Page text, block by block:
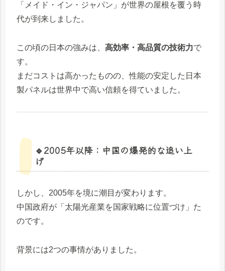
「メイド・イン・ジャパン」が世界の屋根を覆う時
代が到来しました。
この頃の日本の強みは、 高効率・高品質の技術力で
す。
まだコストは高かったものの、性能の安定した日本
製パネルは世界中で高い信頼を得ていました。
🔹2005年以降：中国の爆発的な追い上
げ
しかし、2005年を境に潮目が変わります。
中国政府が「太陽光産業を国家戦略に位置づけ」た
のです。
背景には2つの事情がありました。